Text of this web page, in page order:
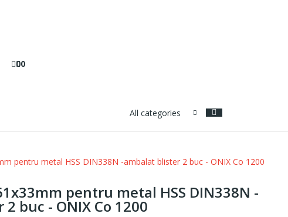
00
All categories
pentru metal HSS DIN338N -ambalat blister 2 buc - ONIX Co 1200
pentru metal HSS DIN338N -
buc - ONIX Co 1200